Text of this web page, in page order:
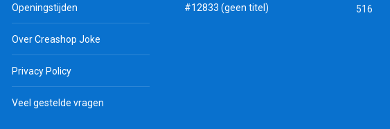
Openingstijden
Over Creashop Joke
Privacy Policy
Veel gestelde vragen
#12833 (geen titel)
516